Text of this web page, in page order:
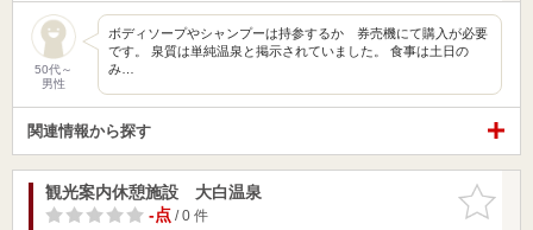
50代～
男性
ボディソープやシャンプーは持参するか 券売機にて購入が必要
です。 泉質は単純温泉と掲示されていました。 食事は土日の
み…
関連情報から探す
お気に入
りに追加
観光案内休憩施設 大白温泉
-点/ 0 件